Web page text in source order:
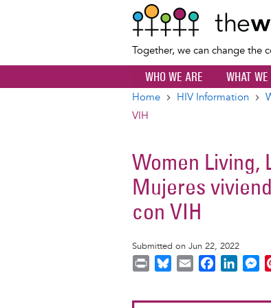
Together, we can change the
WHO WE ARE WHAT WE
Breadcrumb
Home HIV Information
VIH
Women Living,
Mujeres
con VIH
Submitted on Jun 22, 2022
M